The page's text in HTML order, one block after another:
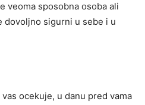
veoma sposobna osoba ali
dovoljno sigurni u sebe i u
ocekuje, u danu pred vama